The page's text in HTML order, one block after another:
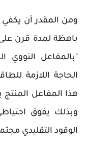
ومن المقدر أن يكفي
باهظة لمدة قرن
"بالمفاعل النووي
الحاجة اللازمة
هذا المفاعل المنتج
وبذلك يفوق
الوقود التقليدي